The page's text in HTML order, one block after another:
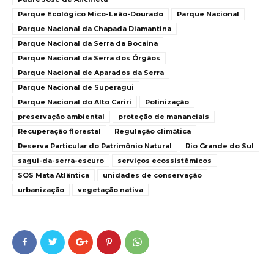
Parque Ecológico Mico-Leão-Dourado
Parque Nacional
Parque Nacional da Chapada Diamantina
Parque Nacional da Serra da Bocaina
Parque Nacional da Serra dos Órgãos
Parque Nacional de Aparados da Serra
Parque Nacional de Superagui
Parque Nacional do Alto Cariri
Polinização
preservação ambiental
proteção de mananciais
Recuperação florestal
Regulação climática
Reserva Particular do Patrimônio Natural
Rio Grande do Sul
sagui-da-serra-escuro
serviços ecossistêmicos
SOS Mata Atlântica
unidades de conservação
urbanização
vegetação nativa